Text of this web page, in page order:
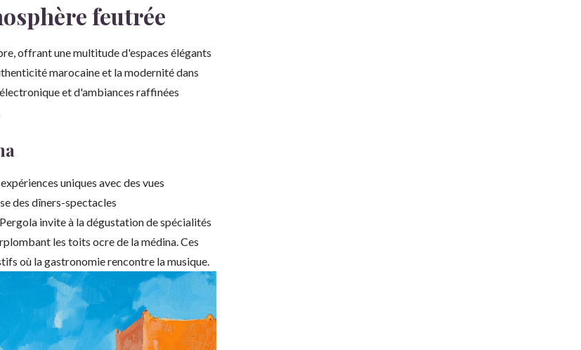
feutrée
offrant une multitude d'espaces élégants
marocaine et la modernité dans
et d'ambiances raffinées
uniques avec des vues
des dîners-spectacles
invite à la dégustation de spécialités
les toits ocre de la médina. Ces
où la gastronomie rencontre la musique.